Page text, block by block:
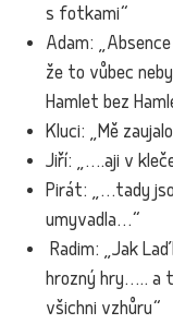
s fotkami“
Adam:
že to vůbec
Hamlet bez
Kluci: „Mě
Jiří: „….aji v
Pirát: „…tady
umyvadla…“
Radim: „Jak
hrozný hry….. a
všichni vzhůru“